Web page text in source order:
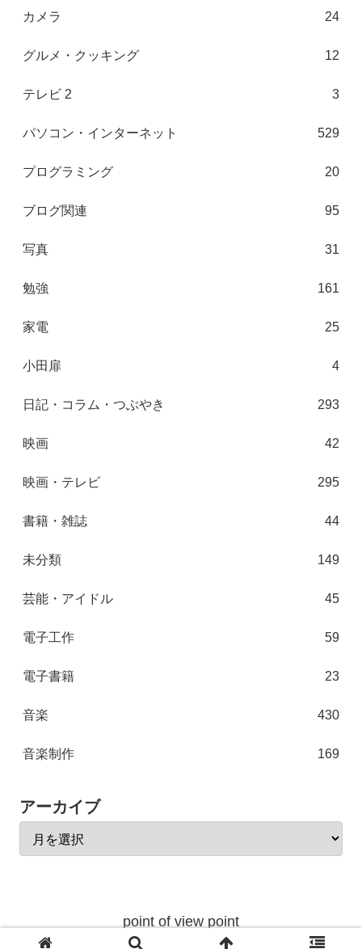
カメラ 24
グルメ・クッキング 12
テレビ 2 3
パソコン・インターネット 529
プログラミング 20
ブログ関連 95
写真 31
勉強 161
家電 25
小田扉 4
日記・コラム・つぶやき 293
映画 42
映画・テレビ 295
書籍・雑誌 44
未分類 149
芸能・アイドル 45
電子工作 59
電子書籍 23
音楽 430
音楽制作 169
アーカイブ
point of view point
© 2004 point of view point.